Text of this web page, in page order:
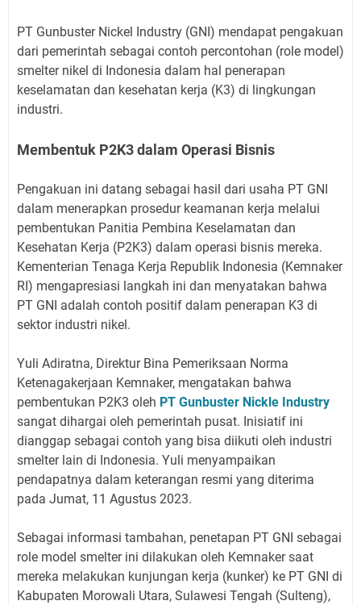
PT Gunbuster Nickel Industry (GNI) mendapat pengakuan
dari pemerintah sebagai contoh percontohan (role model)
smelter nikel di Indonesia dalam hal penerapan
keselamatan dan kesehatan kerja (K3) di lingkungan
industri.
Membentuk P2K3 dalam Operasi Bisnis
Pengakuan ini datang sebagai hasil dari usaha PT GNI
dalam menerapkan prosedur keamanan kerja melalui
pembentukan Panitia Pembina Keselamatan dan
Kesehatan Kerja (P2K3) dalam operasi bisnis mereka.
Kementerian Tenaga Kerja Republik Indonesia (Kemnaker
RI) mengapresiasi langkah ini dan menyatakan bahwa
PT GNI adalah contoh positif dalam penerapan K3 di
sektor industri nikel.
Yuli Adiratna, Direktur Bina Pemeriksaan Norma
Ketenagakerjaan Kemnaker, mengatakan bahwa
pembentukan P2K3 oleh PT Gunbuster Nickle Industry
sangat dihargai oleh pemerintah pusat. Inisiatif ini
dianggap sebagai contoh yang bisa diikuti oleh industri
smelter lain di Indonesia. Yuli menyampaikan
pendapatnya dalam keterangan resmi yang diterima
pada Jumat, 11 Agustus 2023.
Sebagai informasi tambahan, penetapan PT GNI sebagai
role model smelter ini dilakukan oleh Kemnaker saat
mereka melakukan kunjungan kerja (kunker) ke PT GNI di
Kabupaten Morowali Utara, Sulawesi Tengah (Sulteng),